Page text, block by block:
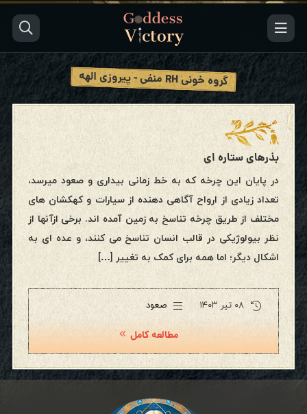
گروه خونی RH منفی - پیروزی الهه
بذرهای ستاره ای
در پایان این چرخه که به خط زمانی بیداری و صعود میرسد،
تعداد زیادی از ارواح آگاهی دهنده از سیارات و کهکشان های
مختلف از طریق چرخه تناسخ به زمین آمده اند. برخی ازآنها از
نظر بیولوژیکی در قالب انسان تناسخ می کنند، و عده ای به
اشکال دیگر؛ اما همه برای کمک به تغییر […]
۰۸ تیر ۱۴۰۳ صعود
مطالعه کامل